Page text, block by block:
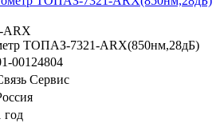
ARX
ТОПАЗ-7321-ARX(850нм,28дБ)
00124804
Сервис
год